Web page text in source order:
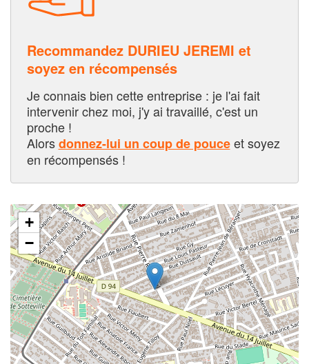
Recommandez DURIEU JEREMI et
soyez en récompensés
Je connais bien cette entreprise : je l'ai fait
intervenir chez moi, j'y ai travaillé, c'est un
proche !
Alorsdonnez-lui un coup de pouceet soyez
en récompensés !
+
−